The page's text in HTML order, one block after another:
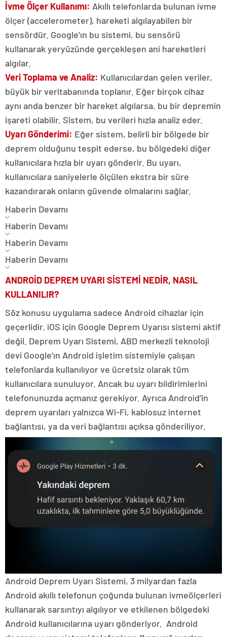
İvme Ölçer Kullanımı: Akıllı telefonlarda bulunan ivme
ölçer (accelerometer), hareketi algılayabilen bir
sensördür. Google’ın bu sistemi, bu sensörü
kullanarak yeryüzünde gerçekleşen ani hareketleri
algılar.
Veri Toplama ve Analiz: Kullanıcılardan gelen veriler,
büyük bir veritabanında toplanır. Eğer birçok cihaz
aynı anda benzer bir hareket algılarsa, bu bir depremin
işareti olabilir. Sistem, bu verileri hızla analiz eder.
Uyarı Gönderimi: Eğer sistem, belirli bir bölgede bir
deprem olduğunu tespit ederse, bu bölgedeki diğer
kullanıcılara hızla bir uyarı gönderir. Bu uyarı,
kullanıcılara saniyelerle ölçülen ekstra bir süre
kazandırarak onların güvende olmalarını sağlar.
Haberin Devamı
Haberin Devamı
Haberin Devamı
Haberin Devamı
ANDROİD DEPREM UYARI SİSTEMİ NEDİR, NASIL
KULLANILIR?
Söz konusu uygulama sadece Android cihazlar için
geçerlidir. iOS için Google Deprem Uyarısı sistemi aktif
değil. Deprem Uyarı Sistemi, ABD merkezli teknoloji
devi Google’ın Android işletim sistemiyle çalışan
telefonlarda kullanılıyor ve ücretsiz olarak tüm
kullanıcılara sunuluyor. Ancak bu uyarı bildirimlerini
telefonunuzda açmanız gerekiyor. Ayrıca Android’in
deprem uyarıları yalnızca Wi-Fi, kablosuz internet
bağlantısı, ya da veri bağlantısı açıksa gönderiliyor.
Android Deprem Uyarı Sistemi, 3 milyardan fazla
Android akıllı telefonun çoğunda bulunan ivmeölçerleri
kullanarak sarsıntıyı algılıyor ve etkilenen bölgedeki
Android kullanıcılarına uyarı gönderiyor. Android